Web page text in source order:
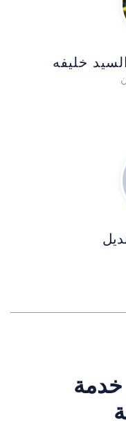
خليفه
خدمة